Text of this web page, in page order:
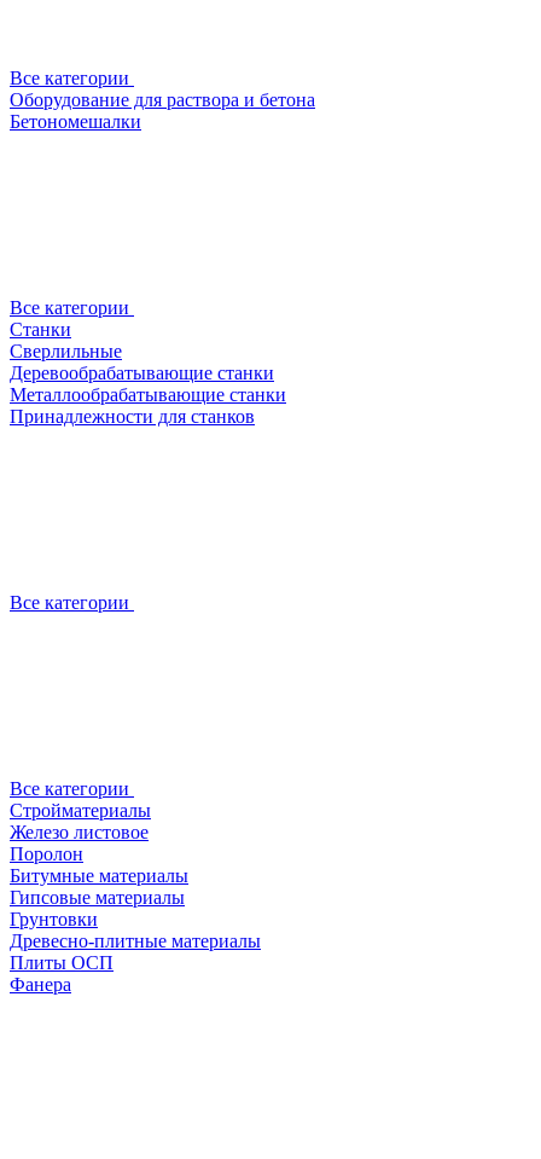
Все категории
Оборудование для раствора и бетона
Бетономешалки
Все категории
Станки
Сверлильные
Деревообрабатывающие станки
Металлообрабатывающие станки
Принадлежности для станков
Все категории
Все категории
Стройматериалы
Железо листовое
Поролон
Битумные материалы
Гипсовые материалы
Грунтовки
Древесно-плитные материалы
Плиты ОСП
Фанера